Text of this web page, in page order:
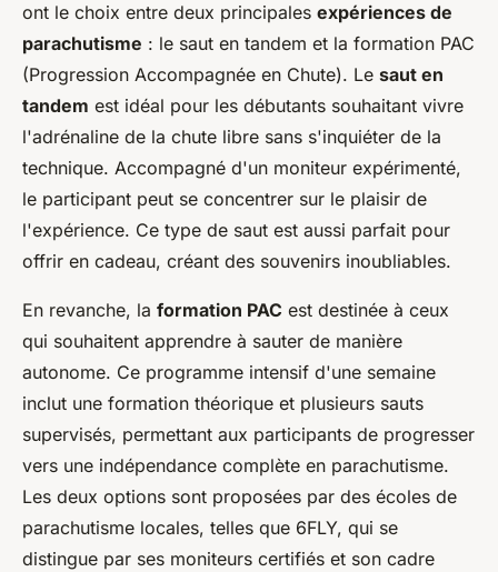
ont le choix entre deux principales expériences de
parachutisme : le saut en tandem et la formation PAC
(Progression Accompagnée en Chute). Le saut en
tandem est idéal pour les débutants souhaitant vivre
l'adrénaline de la chute libre sans s'inquiéter de la
technique. Accompagné d'un moniteur expérimenté,
le participant peut se concentrer sur le plaisir de
l'expérience. Ce type de saut est aussi parfait pour
offrir en cadeau, créant des souvenirs inoubliables.
En revanche, la formation PAC est destinée à ceux
qui souhaitent apprendre à sauter de manière
autonome. Ce programme intensif d'une semaine
inclut une formation théorique et plusieurs sauts
supervisés, permettant aux participants de progresser
vers une indépendance complète en parachutisme.
Les deux options sont proposées par des écoles de
parachutisme locales, telles que 6FLY, qui se
distingue par ses moniteurs certifiés et son cadre